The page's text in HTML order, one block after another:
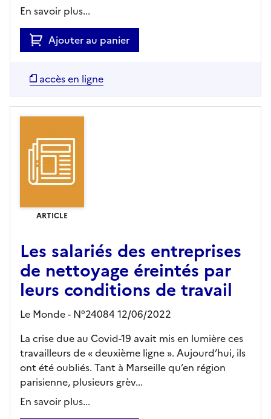
En savoir plus...
Ajouter au panier
accès en ligne
ARTICLE
Les salariés des entreprises
de nettoyage éreintés par
leurs conditions de travail
Le Monde - N°24084 12/06/2022
La crise due au Covid-19 avait mis en lumière ces
travailleurs de « deuxième ligne ». Aujourd’hui, ils
ont été oubliés. Tant à Marseille qu’en région
parisienne, plusieurs grèv...
En savoir plus...